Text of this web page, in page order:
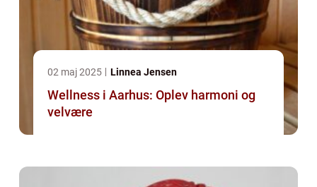
02 maj 2025 Linnea Jensen
Wellness i Aarhus: Oplev harmoni og
velvære